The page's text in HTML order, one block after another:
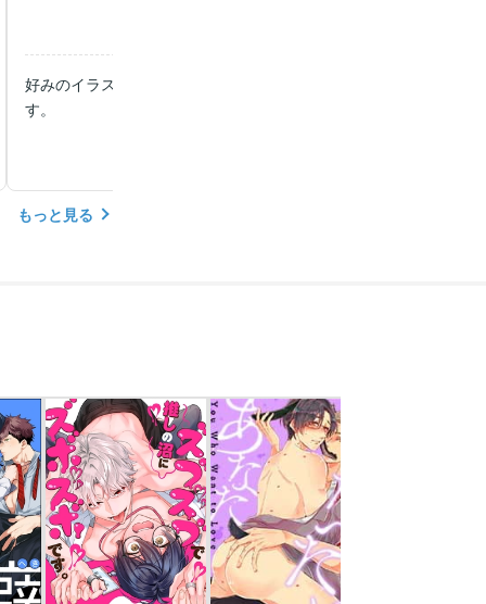
好みのイラストでウキウキしながら読みました！今後の作品も楽し
す。
もっと見る